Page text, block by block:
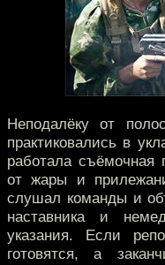
Неподалёку от
практиковались в
работала съёмочная
от жары и
слушал команды и
наставника и
указания. Если
готовятся, а